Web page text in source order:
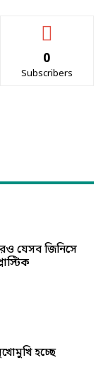
0
Subscribers
যেসব জিনিসে
হচ্ছে